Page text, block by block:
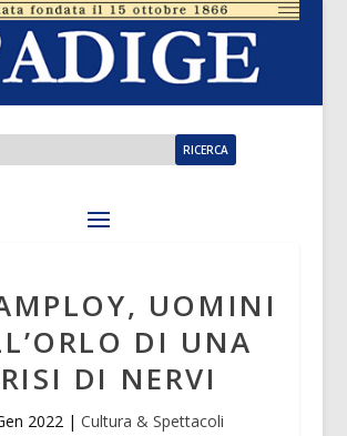
UOMINI
DI UNA
DI NERVI
2022 |Cultura & Spettacoli